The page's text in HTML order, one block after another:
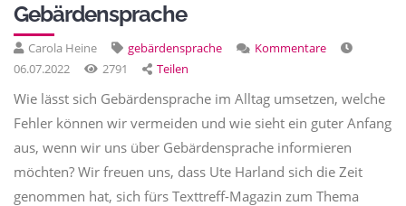
Gebärdensprache
Carola Heine gebärdensprache
Kommentare
06.07.2022
2791 Teilen
Wie lässt sich Gebärdensprache im Alltag umsetzen, welche
Fehler können wir vermeiden und wie sieht ein guter Anfang
aus, wenn wir uns über Gebärdensprache informieren
möchten? Wir freuen uns, dass Ute Harland sich die Zeit
genommen hat, sich fürs Texttreff-Magazin zum Thema